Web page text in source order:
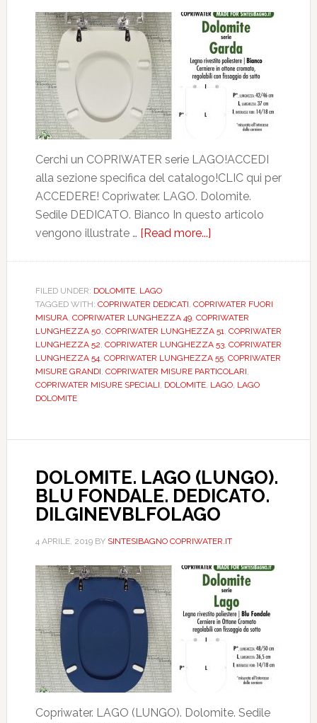
Cerchi un COPRIWATER serie LAGO!ACCEDI
alla sezione specifica del catalogo!CLIC qui per
ACCEDERE! Copriwater. LAGO. Dolomite.
Sedile DEDICATO. Bianco In questo articolo
vengono illustrate … [Read more...]
DEDICATO.
DILLAGOLBIEU
FILED UNDER: DOLOMITE, LAGO
TAGGED WITH: COPRIWATER DEDICATI, COPRIWATER FUORI
MISURA, COPRIWATER LUNGHEZZA 49, COPRIWATER
LUNGHEZZA 50, COPRIWATER LUNGHEZZA 51, COPRIWATER
LUNGHEZZA 52, COPRIWATER LUNGHEZZA 53, COPRIWATER
LUNGHEZZA 54, COPRIWATER LUNGHEZZA 55, COPRIWATER
MISURE GRANDI, COPRIWATER MISURE PARTICOLARI,
COPRIWATER MISURE SPECIALI, DOLOMITE, LAGO, LAGO
DOLOMITE
DOLOMITE. LAGO (LUNGO).
BLU FONDALE. DEDICATO.
DILGINEVBLFOLAGO
4 APRILE, 2019BY SINTESIBAGNO COPRIWATER.IT
Copriwater. LAGO (LUNGO). Dolomite. Sedile